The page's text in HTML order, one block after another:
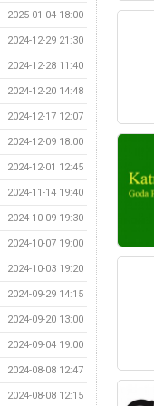
2025-01-04 18:00
2024-12-29 21:30
2024-12-28 11:40
2024-12-20 14:48
2024-12-17 12:07
2024-12-09 18:00
2024-12-01 12:45
2024-11-14 19:40
2024-10-09 19:30
2024-10-07 19:00
2024-10-03 19:20
2024-09-29 14:15
2024-09-20 13:00
2024-09-04 19:00
2024-08-08 12:47
2024-08-08 12:15